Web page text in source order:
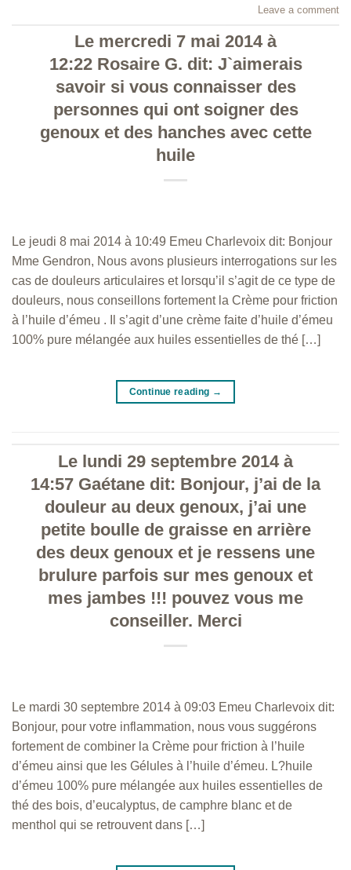
Leave a comment
Le mercredi 7 mai 2014 à
12:22 Rosaire G. dit: J`aimerais
savoir si vous connaisser des
personnes qui ont soigner des
genoux et des hanches avec cette
huile
Le jeudi 8 mai 2014 à 10:49 Emeu Charlevoix dit: Bonjour
Mme Gendron, Nous avons plusieurs interrogations sur les
cas de douleurs articulaires et lorsqu’il s’agit de ce type de
douleurs, nous conseillons fortement la Crème pour friction
à l’huile d’émeu . Il s’agit d’une crème faite d’huile d’émeu
100% pure mélangée aux huiles essentielles de thé […]
Continue reading →
Le lundi 29 septembre 2014 à
14:57 Gaétane dit: Bonjour, j’ai de la
douleur au deux genoux, j’ai une
petite boulle de graisse en arrière
des deux genoux et je ressens une
brulure parfois sur mes genoux et
mes jambes !!! pouvez vous me
conseiller. Merci
Le mardi 30 septembre 2014 à 09:03 Emeu Charlevoix dit:
Bonjour, pour votre inflammation, nous vous suggérons
fortement de combiner la Crème pour friction à l’huile
d’émeu ainsi que les Gélules à l’huile d’émeu. L?huile
d’émeu 100% pure mélangée aux huiles essentielles de
thé des bois, d’eucalyptus, de camphre blanc et de
menthol qui se retrouvent dans […]